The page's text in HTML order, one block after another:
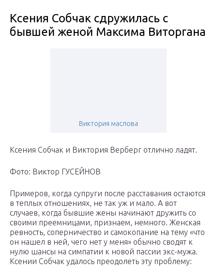
Ксения Собчак сдружилась с
бывшей женой Максима Виторгана
Виктория маслова
Ксения Собчак и Виктория Верберг отлично ладят.
Фото: Виктор ГУСЕЙНОВ
Примеров, когда супруги после расставания остаются
в теплых отношениях, не так уж и мало. А вот
случаев, когда бывшие жены начинают дружить со
своими преемницами, признаем, немного. Женская
ревность, соперничество и самокопание на тему «что
он нашел в ней, чего нет у меня» обычно сводят к
нулю шансы на симпатии к новой пассии экс-мужа.
Ксении Собчак удалось преодолеть эту проблему: